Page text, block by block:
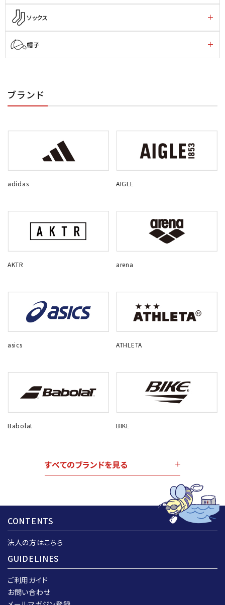
ソックス
帽子
ブランド
adidas AIGLE
AKTR arena
asics ATHLETA
Babolat BIKE
すべてのブランドを見る
CONTENTS
法人の方はこちら
GUIDELINES
ご利用ガイド
お問い合わせ